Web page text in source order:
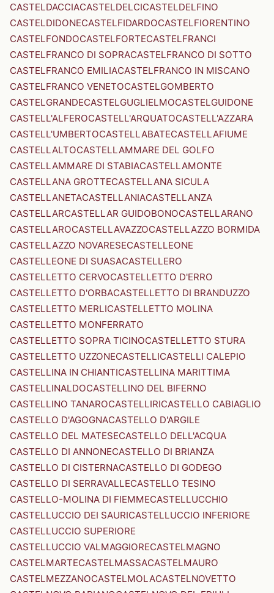
CASTELDACCIACASTELDELCICASTELDELFINO
CASTELDIDONECASTELFIDARDOCASTELFIORENTINO
CASTELFONDOCASTELFORTECASTELFRANCI
CASTELFRANCO DI SOPRACASTELFRANCO DI SOTTO
CASTELFRANCO EMILIACASTELFRANCO IN MISCANO
CASTELFRANCO VENETOCASTELGOMBERTO
CASTELGRANDECASTELGUGLIELMOCASTELGUIDONE
CASTELL'ALFEROCASTELL'ARQUATOCASTELL'AZZARA
CASTELL'UMBERTOCASTELLABATECASTELLAFIUME
CASTELLALTOCASTELLAMMARE DEL GOLFO
CASTELLAMMARE DI STABIACASTELLAMONTE
CASTELLANA GROTTECASTELLANA SICULA
CASTELLANETACASTELLANIACASTELLANZA
CASTELLARCASTELLAR GUIDOBONOCASTELLARANO
CASTELLAROCASTELLAVAZZOCASTELLAZZO BORMIDA
CASTELLAZZO NOVARESECASTELLEONE
CASTELLEONE DI SUASACASTELLERO
CASTELLETTO CERVOCASTELLETTO D'ERRO
CASTELLETTO D'ORBACASTELLETTO DI BRANDUZZO
CASTELLETTO MERLICASTELLETTO MOLINA
CASTELLETTO MONFERRATO
CASTELLETTO SOPRA TICINOCASTELLETTO STURA
CASTELLETTO UZZONECASTELLICASTELLI CALEPIO
CASTELLINA IN CHIANTICASTELLINA MARITTIMA
CASTELLINALDOCASTELLINO DEL BIFERNO
CASTELLINO TANAROCASTELLIRICASTELLO CABIAGLIO
CASTELLO D'AGOGNACASTELLO D'ARGILE
CASTELLO DEL MATESECASTELLO DELL'ACQUA
CASTELLO DI ANNONECASTELLO DI BRIANZA
CASTELLO DI CISTERNACASTELLO DI GODEGO
CASTELLO DI SERRAVALLECASTELLO TESINO
CASTELLO-MOLINA DI FIEMMECASTELLUCCHIO
CASTELLUCCIO DEI SAURICASTELLUCCIO INFERIORE
CASTELLUCCIO SUPERIORE
CASTELLUCCIO VALMAGGIORECASTELMAGNO
CASTELMARTECASTELMASSACASTELMAURO
CASTELMEZZANOCASTELMOLACASTELNOVETTO